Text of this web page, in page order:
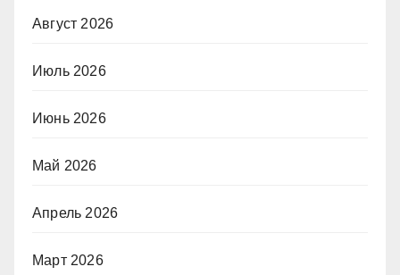
Август 2026
Июль 2026
Июнь 2026
Май 2026
Апрель 2026
Март 2026